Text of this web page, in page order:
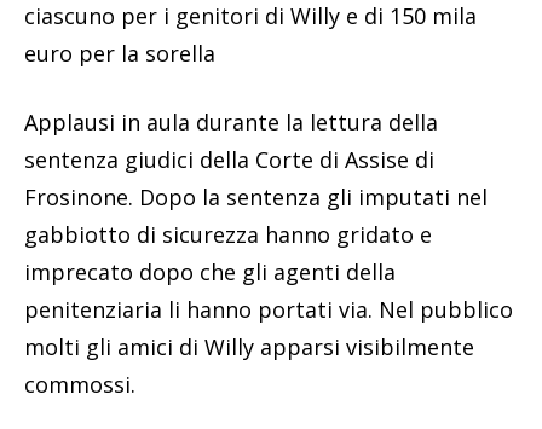
ciascuno per i genitori di Willy e di 150 mila
euro per la sorella
Applausi in aula durante la lettura della
sentenza giudici della Corte di Assise di
Frosinone. Dopo la sentenza gli imputati nel
gabbiotto di sicurezza hanno gridato e
imprecato dopo che gli agenti della
penitenziaria li hanno portati via. Nel pubblico
molti gli amici di Willy apparsi visibilmente
commossi.